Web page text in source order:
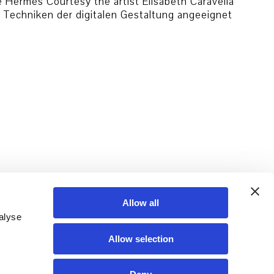
Allow all
Allow selection
der digitalen Gestaltung angeeignet